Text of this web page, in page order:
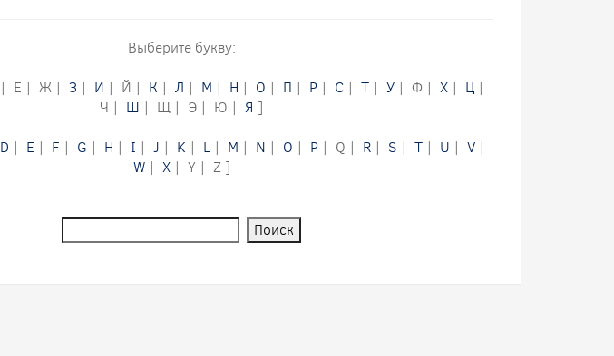
Выберите букву:
| Е | Ж | З | И | Й | К | Л | М | Н | О | П | Р | С | Т | У | Ф | Х | Ц |
Ч | Ш | Щ | Э | Ю | Я ]
D | E | F | G | H | I | J | K | L| M | N | O | P| Q | R| S | T| U | V|
W| X| Y | Z ]